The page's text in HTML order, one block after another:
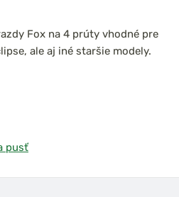
Fox na 4 prúty vhodné pre
ale aj iné staršie modely.
pusť